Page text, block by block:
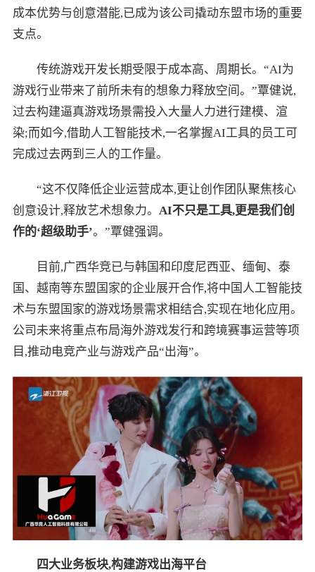
成本优势与创意潜能,已成为该公司撬动东盟市场的重要
支点。
传统游戏开发长期受限于成本高、周期长。“AI为
游戏行业带来了前所未有的想象力释放空间。”覃健说,
过去构建逼真游戏场景需投入大量人力进行建模、渲
染;而如今,借助人工智能技术,一名掌握AI工具的员工可
完成过去两到三人的工作量。
“这不仅降低企业运营成本,更让创作团队聚焦核心
创意设计,释放艺术想象力。 AI不只是工具,更是我们创
作的‘超级助手’。”覃健强调。
目前,广西华竞已与韩国和印度尼西亚、缅甸、泰
国、越南等东盟国家的企业展开合作,将中国人工智能技
术与东盟国家的游戏场景需求相结合,实现在地化应用。
公司未来将重点布局海外游戏发行和跨境赛事运营等项
目,推动电竞产业与游戏产品“出海”。
四大业务板块,构建游戏出海平台